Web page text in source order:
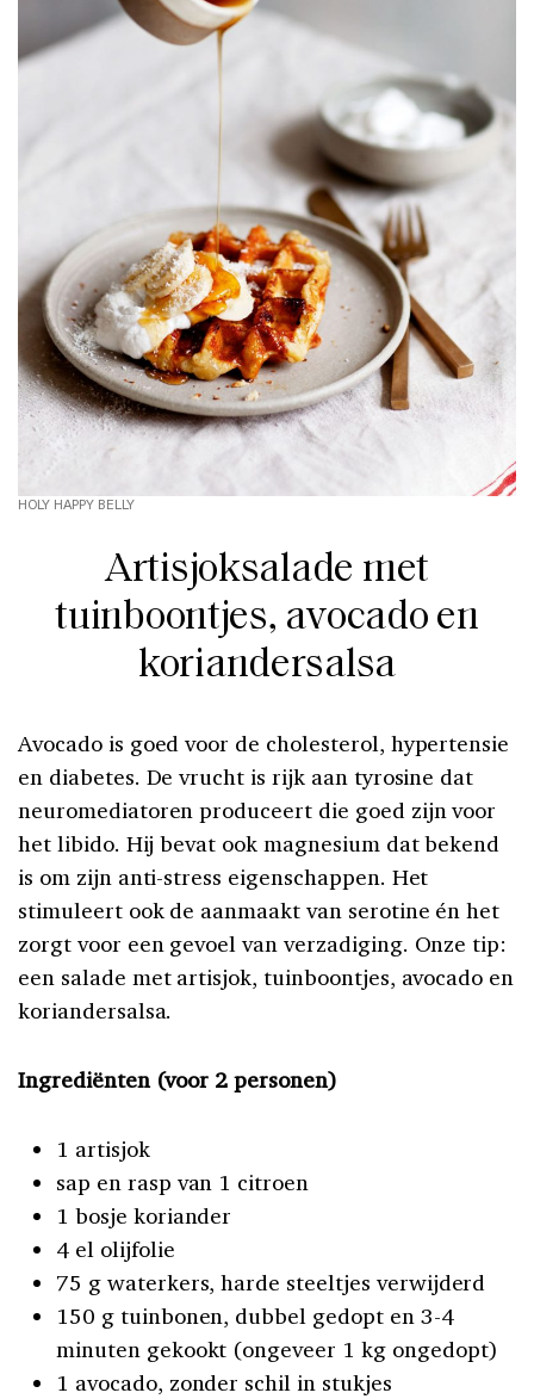
HOLY HAPPY BELLY
Artisjoksalade met
tuinboontjes, avocado en
koriandersalsa
Avocado is goed voor de cholesterol, hypertensie
en diabetes. De vrucht is rijk aan tyrosine dat
neuromediatoren produceert die goed zijn voor
het libido. Hij bevat ook magnesium dat bekend
is om zijn anti-stress eigenschappen. Het
stimuleert ook de aanmaakt van serotine én het
zorgt voor een gevoel van verzadiging. Onze tip:
een salade met artisjok, tuinboontjes, avocado en
koriandersalsa.
Ingrediënten (voor 2 personen)
1 artisjok
sap en rasp van 1 citroen
1 bosje koriander
4 el olijfolie
75 g waterkers, harde steeltjes verwijderd
150 g tuinbonen, dubbel gedopt en 3-4
minuten gekookt (ongeveer 1 kg ongedopt)
1 avocado, zonder schil in stukjes